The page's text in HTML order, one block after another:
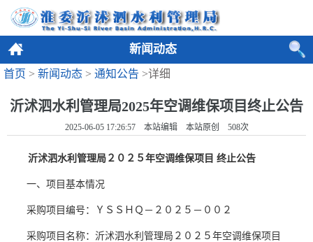
新闻动态
首页 > 新闻动态 > 通知公告 >详细
沂沭泗水利管理局2025年空调维保项目终止公告
2025-06-05 17:26:57 本站编辑 本站原创 508次
沂沭泗水利管理局 ２０２５年空调维保项目 终止公告
一、项目基本情况
采购项目编号： ＹＳＳＨＱ－２０２５－００ ２
采购项目名称： 沂沭泗水利管理局 ２０２５年空调维保项目